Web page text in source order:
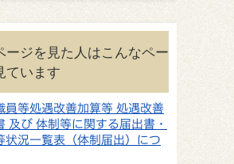
ージを見た人はこんなペー
ています
員等処遇改善加算等 処遇改善
及び 体制等に関する届出書・
状況一覧表（体制届出）につ